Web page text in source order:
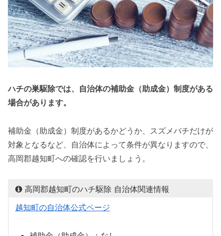
ハチの巣駆除では、自治体の補助金（助成金）制度がある
場合があります。
補助金（助成金）制度があるかどうか、スズメバチだけが
対象となるなど、自治体によって条件が異なりますので、
高岡郡越知町への確認を行いましょう。
高岡郡越知町のハチ駆除 自治体関連情報
越知町の自治体公式ページ